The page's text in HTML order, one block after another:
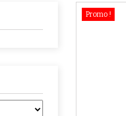
Promo !